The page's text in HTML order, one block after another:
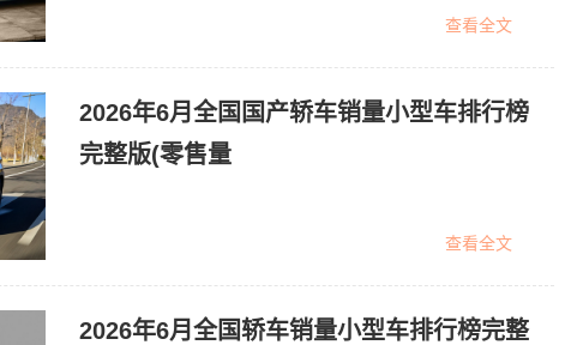
查看全文
2026年6月全国国产轿车销量小型车排行榜
完整版(零售量
查看全文
2026年6月全国轿车销量小型车排行榜完整